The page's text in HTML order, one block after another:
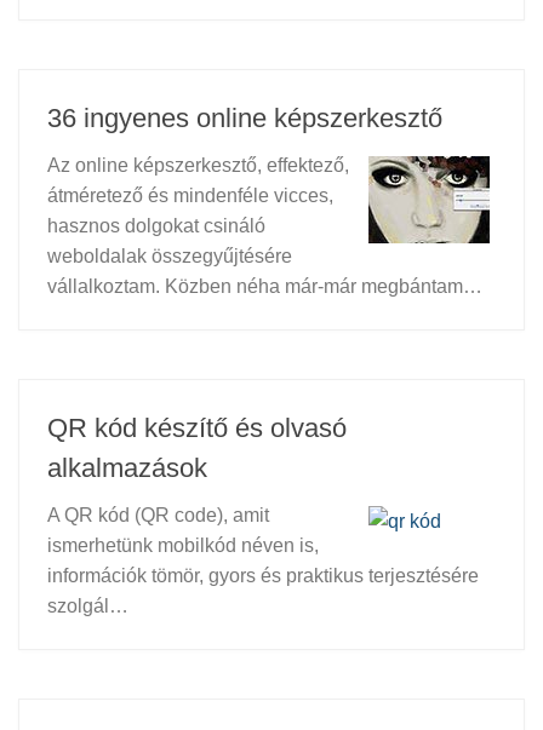
36 ingyenes online képszerkesztő
Az online képszerkesztő, effektező,
átméretező és mindenféle vicces,
hasznos dolgokat csináló
weboldalak összegyűjtésére
vállalkoztam. Közben néha már-már megbántam…
QR kód készítő és olvasó
alkalmazások
A QR kód (QR code), amit
ismerhetünk mobilkód néven is,
információk tömör, gyors és praktikus terjesztésére
szolgál…